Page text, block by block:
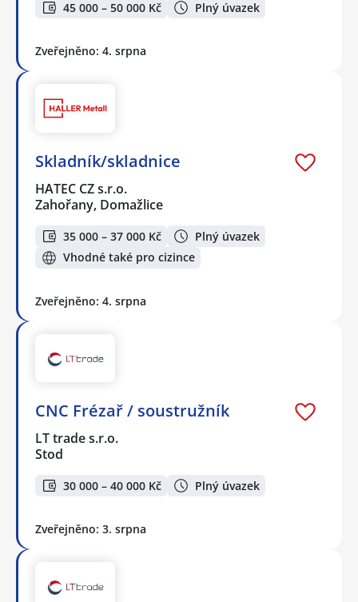
45 000 – 50 000 Kč Plný úvazek
Zveřejněno: 4. srpna
Skladník/skladnice
HATEC CZ s.r.o.
Zahořany, Domažlice
35 000 – 37 000 Kč
Plný úvazek
Vhodné také pro cizince
Zveřejněno: 4. srpna
CNC Frézař / soustružník
LT trade s.r.o.
Stod
30 000 – 40 000 Kč Plný úvazek
Zveřejněno: 3. srpna